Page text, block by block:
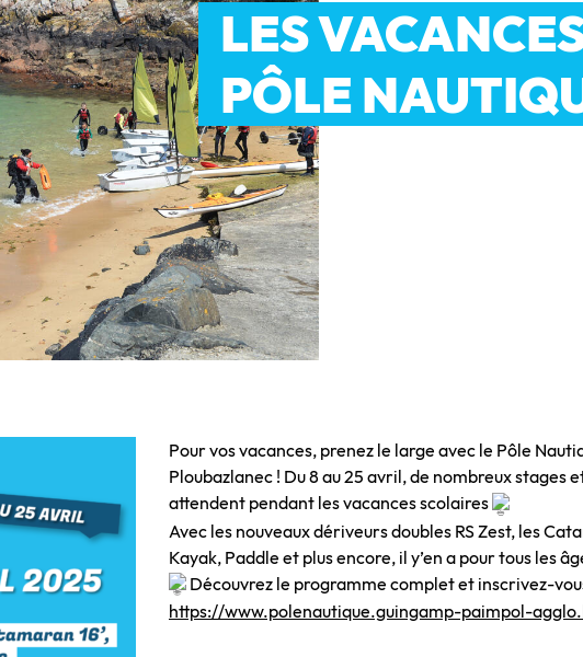
LES
PÔLE
Pour vos vacances, prenez le large avec le Pôle
Ploubazlanec ! Du 8 au 25 avril, de nombreux stages
attendent pendant les vacances scolaires
Avec les nouveaux dériveurs doubles RS Zest, les
Kayak, Paddle et plus encore, il y’en a pour tous les
Découvrez le programme complet et inscrivez-
https://www.polenautique.guingamp-paimpol-